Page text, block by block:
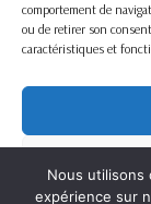
comportement de
ou de retirer son
caractéristiques et
Nous utilisons
expérience sur